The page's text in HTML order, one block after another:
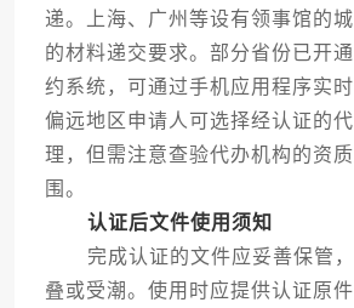
递。上海、广州等设有领事馆的
的材料递交要求。部分省份已开
约系统，可通过手机应用程序实时
偏远地区申请人可选择经认证的
理，但需注意查验代办机构的资
围。
认证后文件使用须知
完成认证的文件应妥善保管，
叠或受潮。使用时应提供认证原